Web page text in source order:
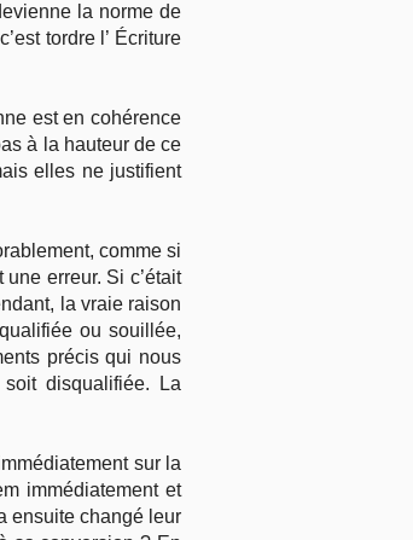
la norme de
tordre l’ Écriture
est en cohérence
à la hauteur de ce
elles ne justifient
comme si
erreur. Si c’était
la vraie raison
ou souillée,
précis qui nous
disqualifiée. La
sur la
immédiatement et
ensuite changé leur